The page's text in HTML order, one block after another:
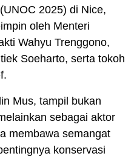
2025) di Nice,
oleh Menteri
Wahyu Trenggono,
Soeharto, serta tokoh
Mus, tampil bukan
sebagai aktor
membawa semangat
konservasi